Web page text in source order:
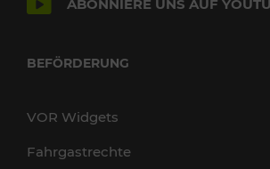
ABONNIERE UNS AUF
BEFÖRDERUNG
VOR Widgets
Fahrgastrechte